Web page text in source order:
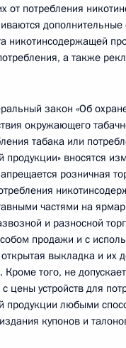
от потребления
дополнительные
никотинсодержащей
а также
закон «Об
окружающего
табака или
вносятся
розничная
частями на
и разносной
продажи и с
выкладка и их
Кроме того, не
цены устройств для
продукции любыми
купонов и